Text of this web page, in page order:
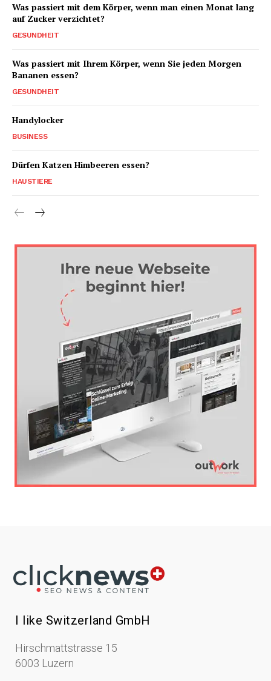
Was passiert mit dem Körper, wenn man einen Monat lang
auf Zucker verzichtet?
GESUNDHEIT
Was passiert mit Ihrem Körper, wenn Sie jeden Morgen
Bananen essen?
GESUNDHEIT
Handylocker
BUSINESS
Dürfen Katzen Himbeeren essen?
HAUSTIERE
I like Switzerland GmbH
Hirschmattstrasse 15
6003 Luzern